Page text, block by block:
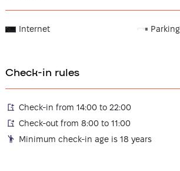
Internet Parking
Check-in rules
Check-in from 14:00 to 22:00
Check-out from 8:00 to 11:00
Minimum check-in age is 18 years